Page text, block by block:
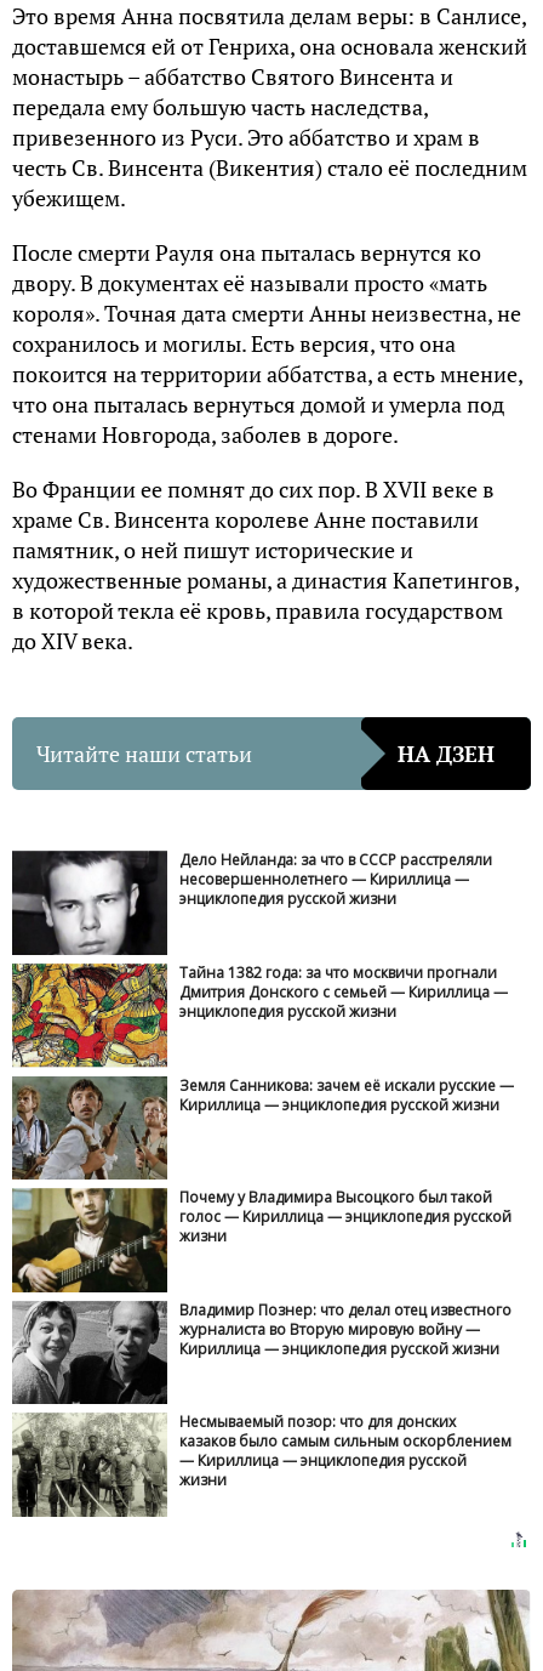
Это время Анна посвятила делам веры: в Санлисе,
доставшемся ей от Генриха, она основала женский
монастырь – аббатство Святого Винсента и
передала ему большую часть наследства,
привезенного из Руси. Это аббатство и храм в
честь Св. Винсента (Викентия) стало её последним
убежищем.
После смерти Рауля она пыталась вернутся ко
двору. В документах её называли просто «мать
короля». Точная дата смерти Анны неизвестна, не
сохранилось и могилы. Есть версия, что она
покоится на территории аббатства, а есть мнение,
что она пыталась вернуться домой и умерла под
стенами Новгорода, заболев в дороге.
Во Франции ее помнят до сих пор. В XVII веке в
храме Св. Винсента королеве Анне поставили
памятник, о ней пишут исторические и
художественные романы, а династия Капетингов,
в которой текла её кровь, правила государством
до XIV века.
Читайте наши статьи НА ДЗЕН
Дело Нейланда: за что в СССР расстреляли
несовершеннолетнего — Кириллица —
энциклопедия русской жизни
Тайна 1382 года: за что москвичи прогнали
Дмитрия Донского с семьей — Кириллица —
энциклопедия русской жизни
Земля Санникова: зачем её искали русские —
Кириллица — энциклопедия русской жизни
Почему у Владимира Высоцкого был такой
голос — Кириллица — энциклопедия русской
жизни
Владимир Познер: что делал отец известного
журналиста во Вторую мировую войну —
Кириллица — энциклопедия русской жизни
Несмываемый позор: что для донских
казаков было самым сильным оскорблением
— Кириллица — энциклопедия русской
жизни